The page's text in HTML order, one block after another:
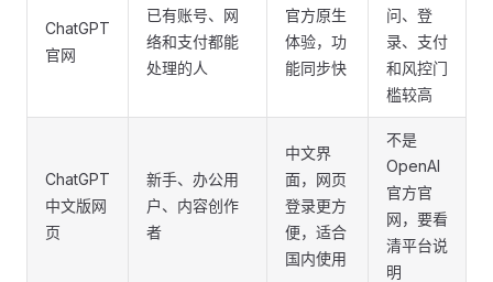
ChatGPT
官网
已有账号、网
络和支付都能
处理的人
官方原生
体验，功
能同步快
问、登
录、支付
和风控门
槛较高
ChatGPT
中文版网
页
新手、办公用
户、内容创作
者
中文界
面，网页
登录更方
便，适合
国内使用
不是
OpenAI
官方官
网，要看
清平台说
明